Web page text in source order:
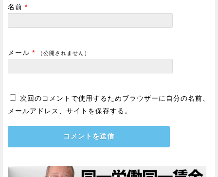
名前 *
メール * （公開されません）
次回のコメントで使用するためブラウザーに自分の名前、
メールアドレス、サイトを保存する。